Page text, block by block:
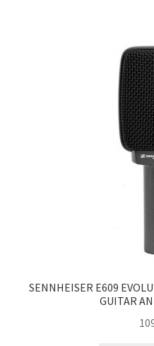
SENNHEISER E609
GUITAR